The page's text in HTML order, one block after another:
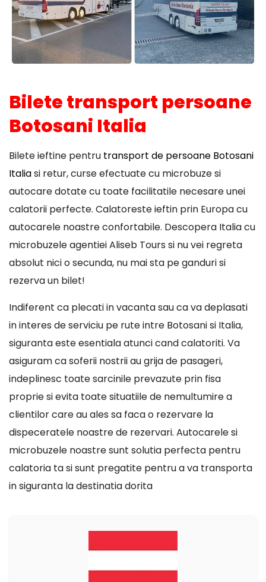
Bilete transport persoane
Botosani Italia
Bilete ieftine pentru transport de persoane Botosani
Italiasi retur, curse efectuate cu microbuze si
autocare dotate cu toate facilitatile necesare unei
calatorii perfecte. Calatoreste ieftin prin Europa cu
autocarele noastre confortabile. Descopera Italia cu
microbuzele agentiei Aliseb Tours si nu vei regreta
absolut nici o secunda, nu mai sta pe ganduri si
rezerva un bilet!
Indiferent ca plecati in vacanta sau ca va deplasati
in interes de serviciu pe rute intre Botosani si Italia,
siguranta este esentiala atunci cand calatoriti. Va
asiguram ca soferii nostrii au grija de pasageri,
indeplinesc toate sarcinile prevazute prin fisa
proprie si evita toate situatiile de nemultumire a
clientilor care au ales sa faca o rezervare la
dispeceratele noastre de rezervari. Autocarele si
microbuzele noastre sunt solutia perfecta pentru
calatoria ta si sunt pregatite pentru a va transporta
in siguranta la destinatia dorita